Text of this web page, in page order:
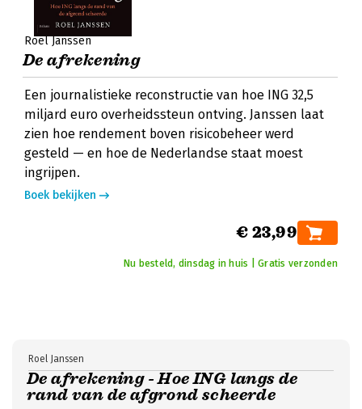
Roel Janssen
De afrekening
Een journalistieke reconstructie van hoe ING 32,5
miljard euro overheidssteun ontving. Janssen laat
zien hoe rendement boven risicobeheer werd
gesteld — en hoe de Nederlandse staat moest
ingrijpen.
Boek bekijken
€ 23,99
Nu besteld, dinsdag in huis | Gratis verzonden
De afrekening - Hoe ING langs de
rand van de afgrond scheerde
Roel Janssen